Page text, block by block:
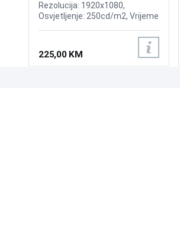
Rezolucija: 1920x1080,
Osvjetljenje: 250cd/m2, Vrijeme
100Hz, Priključci: HDMI, VGA.
225,00 KM